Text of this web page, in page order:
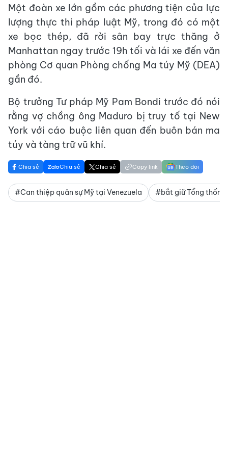
Một đoàn xe lớn gồm các phương tiện của lực
lượng thực thi pháp luật Mỹ, trong đó có một
xe bọc thép, đã rời sân bay trực thăng ở
Manhattan ngay trước 19h tối và lái xe đến văn
phòng Cơ quan Phòng chống Ma túy Mỹ (DEA)
gần đó.
Bộ trưởng Tư pháp Mỹ Pam Bondi trước đó nói
rằng vợ chồng ông Maduro bị truy tố tại New
York với cáo buộc liên quan đến buôn bán ma
túy và tàng trữ vũ khí.
Chia sẻ Chia sẻ Chia sẻ Copy link Theo dõi
#Can thiệp quân sự Mỹ tại Venezuela #bắt giữ Tổng thống